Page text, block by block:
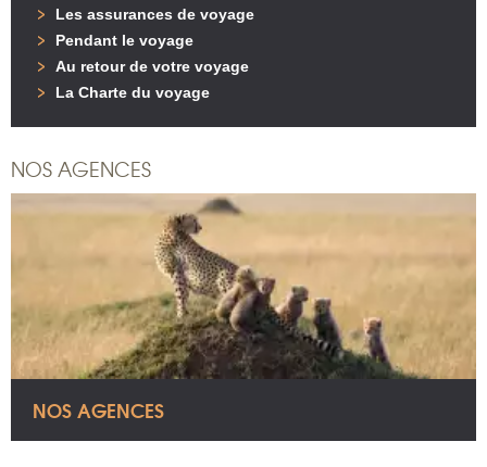
Les assurances de voyage
Pendant le voyage
Au retour de votre voyage
La Charte du voyage
NOS AGENCES
NOS AGENCES